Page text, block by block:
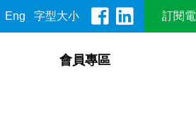
Eng 字型大小 訂閱
會員專區